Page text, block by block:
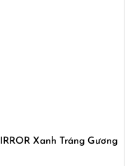
Xanh Tráng Gương